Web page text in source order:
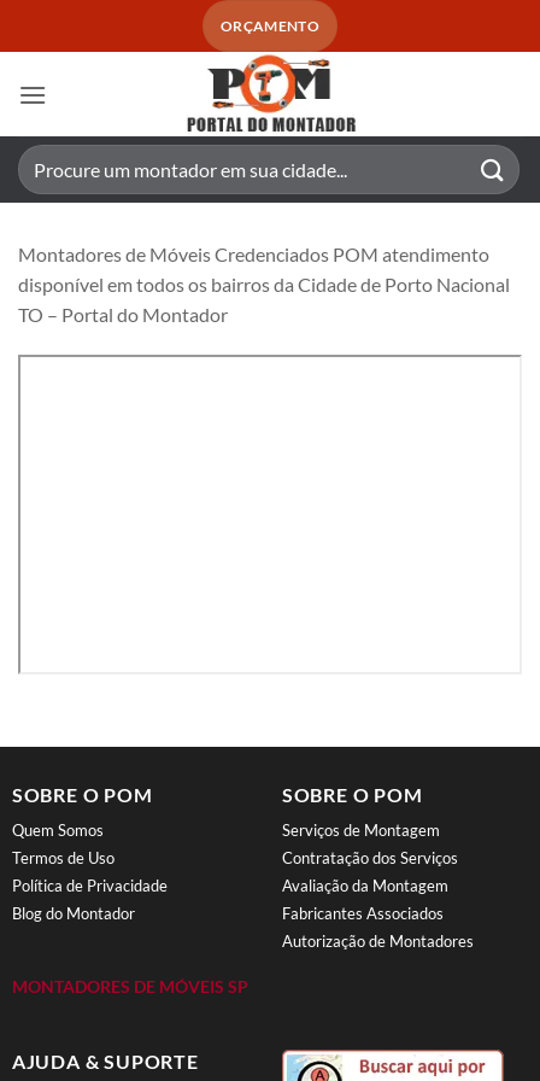
ORÇAMENTO
Pesquisar
por:
Montadores de Móveis Credenciados POM atendimento
disponível em todos os bairros da Cidade de Porto Nacional
TO – Portal do Montador
SOBRE O POM
Quem Somos
Termos de Uso
Política de Privacidade
Blog do Montador
MONTADORES DE MÓVEIS SP
SOBRE O POM
Serviços de Montagem
Contratação dos Serviços
Avaliação da Montagem
Fabricantes Associados
Autorização de Montadores
AJUDA & SUPORTE